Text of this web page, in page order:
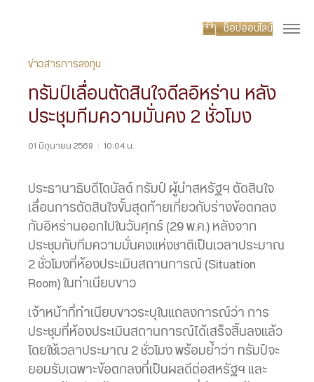
ช็อปออนไลน์
ข่าวสารการลงทุน
ทรัมป์เลื่อนตัดสินใจดีลอิหร่าน หลัง
ประชุมทีมความมั่นคง 2 ชั่วโมง
01 มิถุนายน 2569 | 10:04 น.
ประธานาธิบดีโดนัลด์ ทรัมป์ ผู้นำสหรัฐฯ ตัดสินใจ
เลื่อนการตัดสินใจขั้นสุดท้ายเกี่ยวกับร่างข้อตกลง
กับอิหร่านออกไปในวันศุกร์ (29 พ.ค.) หลังจาก
ประชุมกับทีมความมั่นคงแห่งชาติเป็นเวลาประมาณ
2 ชั่วโมงที่ห้องประเมินสถานการณ์ (Situation
Room) ในทำเนียบขาว
เจ้าหน้าที่ทำเนียบขาวระบุในแถลงการณ์ว่า การ
ประชุมที่ห้องประเมินสถานการณ์ได้เสร็จสิ้นลงแล้ว
โดยใช้เวลาประมาณ 2 ชั่วโมง พร้อมย้ำว่า ทรัมป์จะ
ยอมรับเฉพาะข้อตกลงที่เป็นผลดีต่อสหรัฐฯ และ